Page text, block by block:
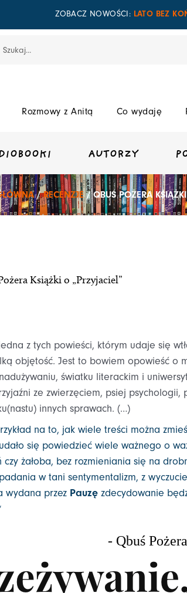
ZOBACZ NOWOŚCI: LATO BEZ
Rozmowy z Anitą Co wydaję
AUTORZY
/RECENZJE/ QBUŚ POŻERA KSIĄŻKI
Książki o „Przyjaciel”
z tych powieści, którym udaje się
objętość. Jest to bowiem opowieść o
światku literackim i
ze zwierzęciem, psiej psychologii,
innych sprawach. (…)
na to, jak wiele treści można
się powiedzieć wiele ważnego o
żałoba, bez rozmieniania się na
w tani sentymentalizm, z
wydana przez Pauzęzdecydowanie
- Qbuś